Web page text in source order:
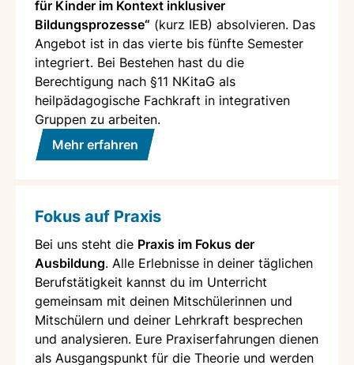
für Kinder im Kontext inklusiver
Bildungsprozesse“ (kurz IEB) absolvieren. Das
Angebot ist in das vierte bis fünfte Semester
integriert. Bei Bestehen hast du die
Berechtigung nach §11 NKitaG als
heilpädagogische Fachkraft in integrativen
Gruppen zu arbeiten.
Mehr erfahren
Fokus auf Praxis
Bei uns steht die Praxis im Fokus der
Ausbildung. Alle Erlebnisse in deiner täglichen
Berufstätigkeit kannst du im Unterricht
gemeinsam mit deinen Mitschülerinnen und
Mitschülern und deiner Lehrkraft besprechen
und analysieren. Eure Praxiserfahrungen dienen
als Ausgangspunkt für die Theorie und werden